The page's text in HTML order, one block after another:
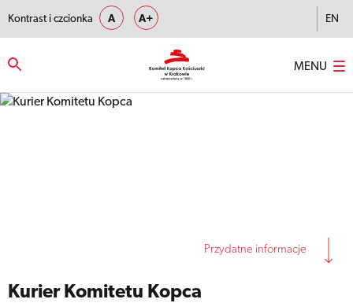
Kontrast i czcionka A A+ EN
MENU
Przydatne informacje
Kurier Komitetu Kopca